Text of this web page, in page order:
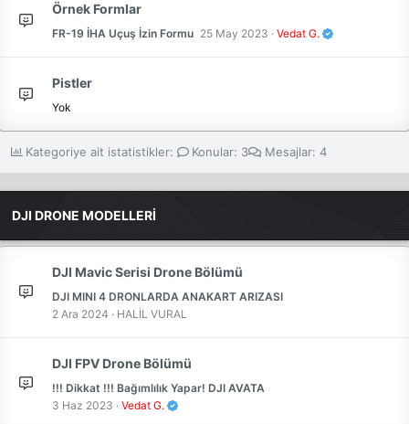
Örnek Formlar
FR-19 İHA Uçuş İzin Formu 25 May 2023 Vedat G.
Pistler
Yok
Kategoriye ait istatistikler: Konular 3 Mesajlar 4
DJI DRONE MODELLERİ
DJI Mavic Serisi Drone Bölümü
DJI MINI 4 DRONLARDA ANAKART ARIZASI
2 Ara 2024
HALİL VURAL
DJI FPV Drone Bölümü
!!! Dikkat !!! Bağımlılık Yapar! DJI AVATA
3 Haz 2023
Vedat G.